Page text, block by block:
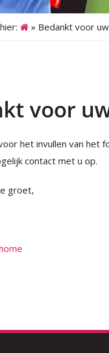
» Bedankt voor
voor
het invullen van het
contact met u op.
groet,